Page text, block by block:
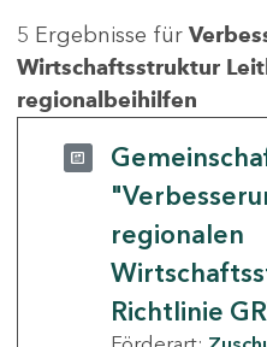
5 Ergebnisse für
Wirtschaftsstruktur
regionalbeihilfen
regionalen
Richtlinie